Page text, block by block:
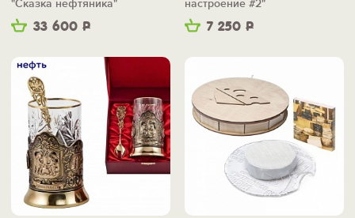
33 600 Р
"Сказка нефтяника"
7 250 Р
настроение #2"